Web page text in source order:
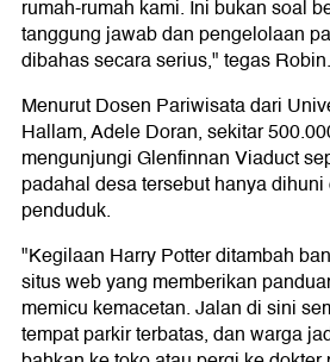
rumah-rumah kami. Ini bukan soal
tanggung jawab dan pengelolaan
dibahas secara serius," tegas Robin.
Menurut Dosen Pariwisata dari
Hallam, Adele Doran, sekitar
mengunjungi Glenfinnan Viaduct
padahal desa tersebut hanya
penduduk.
"Kegilaan Harry Potter ditambah
situs web yang memberikan
memicu kemacetan. Jalan di sini
tempat parkir terbatas, dan warga